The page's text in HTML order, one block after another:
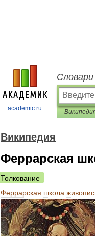
academic.ru
Википедия
Феррарская
Толкование
Феррарская школа